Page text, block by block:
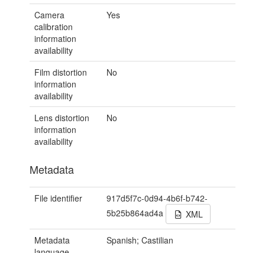
Camera
calibration
information
availability
Yes
Film distortion
information
availability
No
Lens distortion
information
availability
No
Metadata
File identifier
917d5f7c-0d94-4b6f-b742-
5b25b864ad4a
XML
Metadata
Spanish; Castilian